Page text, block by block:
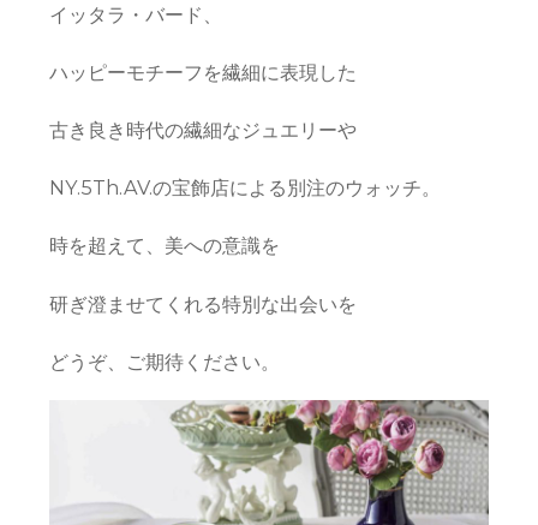
イッタラ・バード、
ハッピーモチーフを繊細に表現した
古き良き時代の繊細なジュエリーや
NY.5Th.AV.の宝飾店による別注のウォッチ。
時を超えて、美への意識を
研ぎ澄ませてくれる特別な出会いを
どうぞ、ご期待ください。